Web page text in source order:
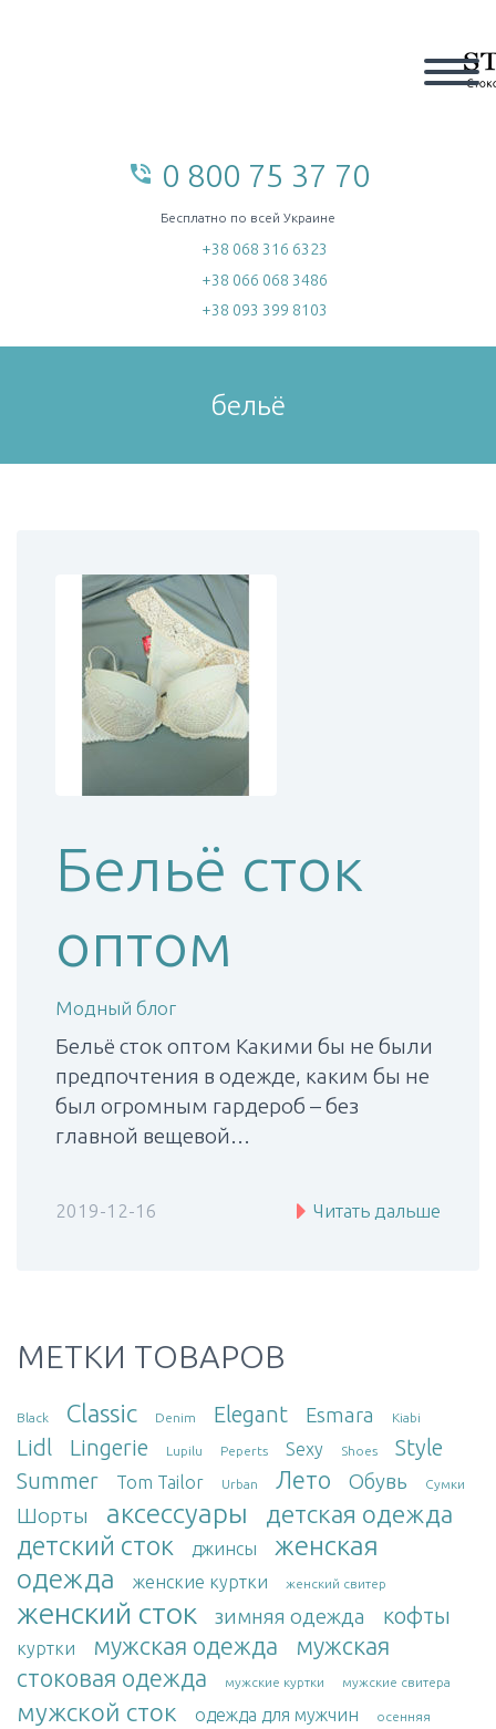
phone_in_talk 0 800 75 37 70
Бесплатно по всей Украине
+38 068 316 6323
+38 066 068 3486
+38 093 399 8103
бельё
Бельё сток
оптом
Модный блог
Бельё сток оптом Какими бы не были
предпочтения в одежде, каким бы не
был огромным гардероб – без
главной вещевой…
2019-12-16 Читать дальше
МЕТКИ ТОВАРОВ
Black Classic Denim Elegant Esmara Kiabi
Lidl Lingerie Lupilu Peperts Sexy Shoes
Style
Summer
Tom Tailor Urban Лето Обувь Сумки
Шорты аксессуары детская одежда
детский сток джинсы
женская
одежда
женские куртки женский свитер
женский сток зимняя одежда кофты
куртки мужская одежда
мужская
стоковая одежда
мужские куртки мужские свитера
мужской сток одежда для мужчин осенняя